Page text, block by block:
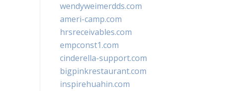
wendyweimerdds.com
ameri-camp.com
hrsreceivables.com
empconst1.com
cinderella-support.com
bigpinkrestaurant.com
inspirehuahin.com